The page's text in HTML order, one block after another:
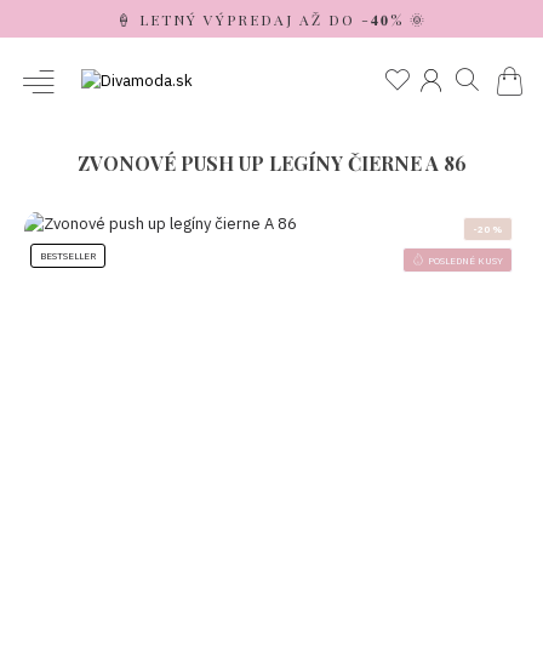
🍦 LETNÝ VÝPREDAJ AŽ DO -𝟒𝟎% 🌞
ZVONOVÉ PUSH UP LEGÍNY ČIERNE A 86
BESTSELLER POSLEDNÉ KUSY
-20 %